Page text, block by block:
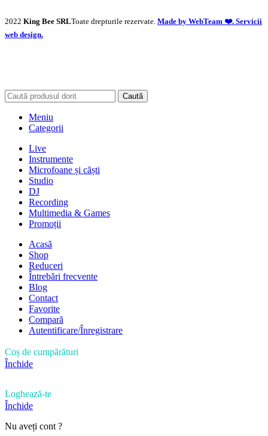
2022 King Bee SRLToate drepturile rezervate. Made by WebTeam ❤️. Servicii
web design.
Caută
Meniu
Categorii
Live
Instrumente
Microfoane și căști
Studio
DJ
Recording
Multimedia & Games
Promoții
Acasă
Shop
Reduceri
Întrebări frecvente
Blog
Contact
Favorite
Compară
Autentificare/Înregistrare
Coș de cumpărături
Închide
Loghează-te
Închide
Nu aveți cont ?